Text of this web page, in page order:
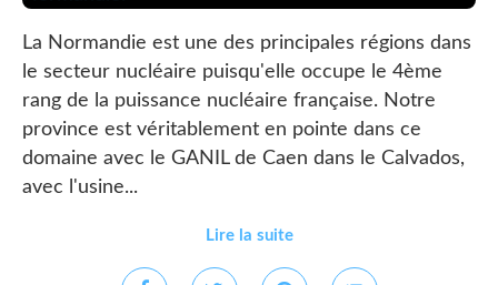
La Normandie est une des principales régions dans
le secteur nucléaire puisqu'elle occupe le 4ème
rang de la puissance nucléaire française. Notre
province est véritablement en pointe dans ce
domaine avec le GANIL de Caen dans le Calvados,
avec l'usine...
Lire la suite